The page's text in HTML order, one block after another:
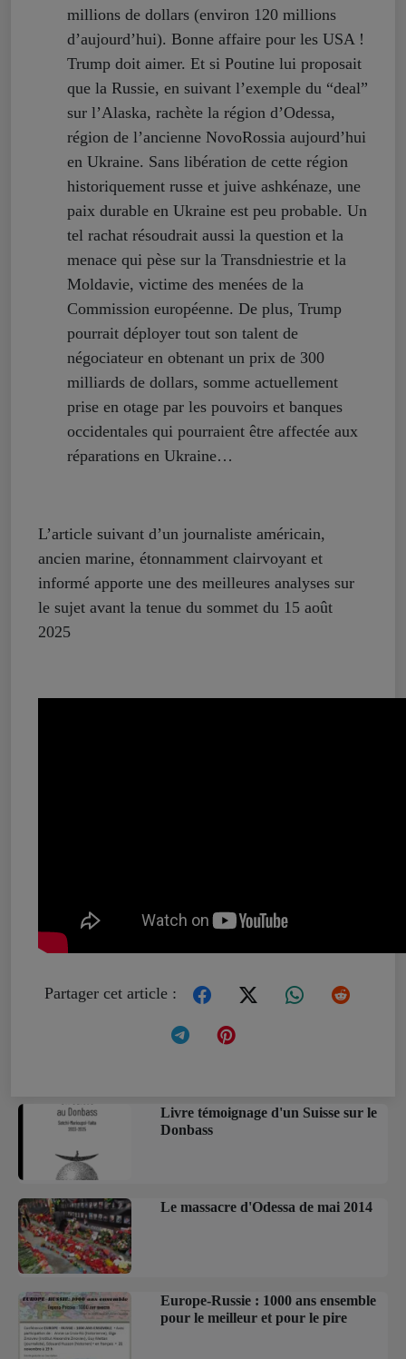
millions de dollars (environ 120 millions
d’aujourd’hui). Bonne affaire pour les USA !
Trump doit aimer. Et si Poutine lui proposait
que la Russie, en suivant l’exemple du “deal”
sur l’Alaska, rachète la région d’Odessa,
région de l’ancienne NovoRossia aujourd’hui
en Ukraine. Sans libération de cette région
historiquement russe et juive ashkénaze, une
paix durable en Ukraine est peu probable. Un
tel rachat résoudrait aussi la question et la
menace qui pèse sur la Transdniestrie et la
Moldavie, victime des menées de la
Commission européenne. De plus, Trump
pourrait déployer tout son talent de
négociateur en obtenant un prix de 300
milliards de dollars, somme actuellement
prise en otage par les pouvoirs et banques
occidentales qui pourraient être affectée aux
réparations en Ukraine…
L’article suivant d’un journaliste américain,
ancien marine, étonnamment clairvoyant et
informé apporte une des meilleures analyses sur
le sujet avant la tenue du sommet du 15 août
2025
Partager cet article :
Livre témoignage d'un Suisse sur le
Donbass
Le massacre d'Odessa de mai 2014
Europe-Russie : 1000 ans ensemble
pour le meilleur et pour le pire